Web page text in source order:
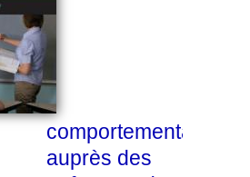
comportementale
auprès des